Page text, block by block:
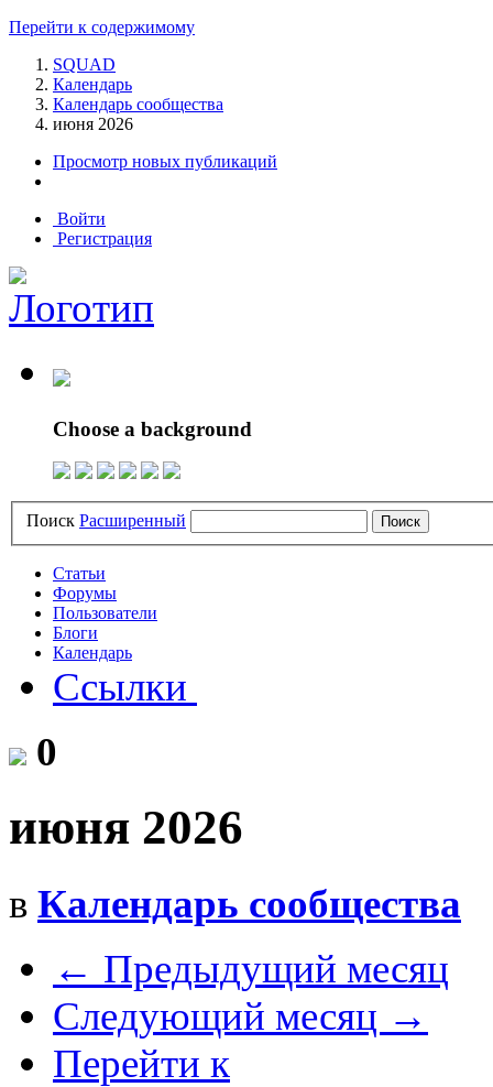
Перейти к содержимому
SQUAD
Календарь
Календарь сообщества
июня 2026
Просмотр новых публикаций
Войти
Регистрация
Choose a background
Поиск Расширенный
Статьи
Форумы
Пользователи
Блоги
Календарь
Ссылки
0
июня 2026
в Календарь сообщества
← Предыдущий месяц
Следующий месяц →
Перейти к